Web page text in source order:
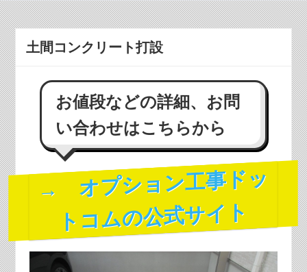
土間コンクリート打設
お値段などの詳細、お問
い合わせはこちらから
→ オプション工事ドッ
トコムの公式サイト